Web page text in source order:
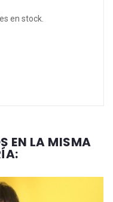
en stock.
EN LA MISMA